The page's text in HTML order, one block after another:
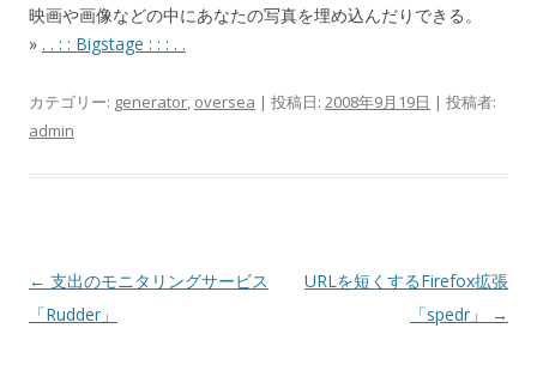
映画や画像などの中にあなたの写真を埋め込んだりできる。
» . . : : Bigstage : : : . .
カテゴリー: generator, oversea | 投稿日: 2008年9月19日 | 投稿者:
admin
投
稿
← 支出のモニタリングサービス
「Rudder」
URLを短くするFirefox拡張
「spedr」
→